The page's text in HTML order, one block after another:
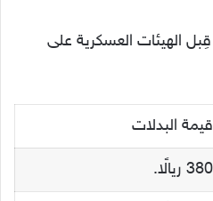
الهيئات العسكرية على
قيمة البدلات
380 ريالًا.